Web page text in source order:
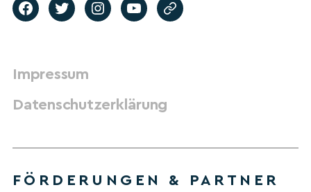
Impressum
Datenschutzerklärung
FÖRDERUNGEN & PARTNER